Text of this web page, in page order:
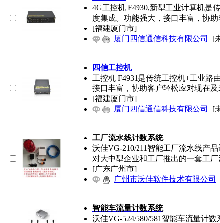
4G工控机 F4930,新型工业计算机是
度集成。功能强大，接口丰富，协助
[福建厦门市]
厦门四信通信科技有限公司
[
四信工控机
工控机 F4931是传统工控机+工业路
接口丰富，协助客户轻松应对现在及
[福建厦门市]
厦门四信通信科技有限公司
[
工厂流水线计数系统
沃佳VG-210/211智能工厂流水线产
对大中型企业和工厂推出的一套工厂
[广东广州市]
广州市沃佳软件技术有限公司
智能车流量计数系统
沃佳VG-524/580/581智能车流量计